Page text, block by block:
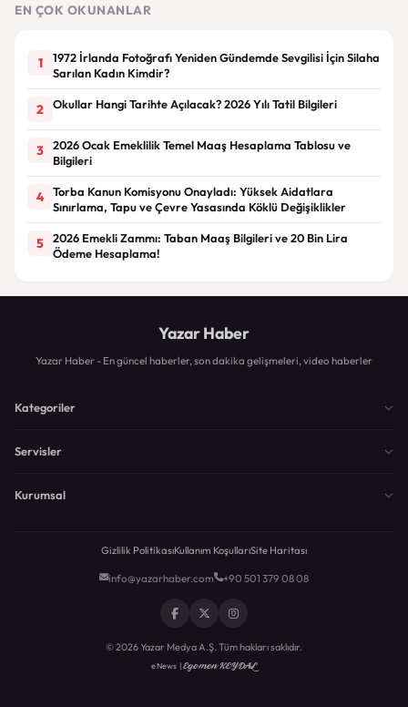
EN ÇOK OKUNANLAR
1
1972 İrlanda Fotoğrafı Yeniden Gündemde Sevgilisi İçin Silaha
Sarılan Kadın Kimdir?
2 Okullar Hangi Tarihte Açılacak? 2026 Yılı Tatil Bilgileri
3
2026 Ocak Emeklilik Temel Maaş Hesaplama Tablosu ve
Bilgileri
4
Torba Kanun Komisyonu Onayladı: Yüksek Aidatlara
Sınırlama, Tapu ve Çevre Yasasında Köklü Değişiklikler
5
2026 Emekli Zammı: Taban Maaş Bilgileri ve 20 Bin Lira
Ödeme Hesaplama!
Yazar Haber
Yazar Haber - En güncel haberler, son dakika gelişmeleri, video haberler
Kategoriler
Servisler
Kurumsal
Gizlilik PolitikasıKullanım KoşullarıSite Haritası
info@yazarhaber.com +90 501 379 08 08
© 2026 Yazar Medya A.Ş. Tüm hakları saklıdır.
eNews |Egemen KEYDAL